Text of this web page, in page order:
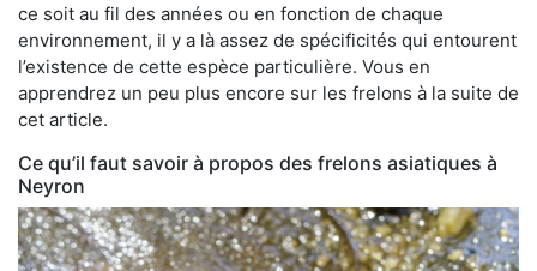
ce soit au fil des années ou en fonction de chaque
environnement, il y a là assez de spécificités qui entourent
l’existence de cette espèce particulière. Vous en
apprendrez un peu plus encore sur les frelons à la suite de
cet article.
Ce qu’il faut savoir à propos des frelons asiatiques à
Neyron